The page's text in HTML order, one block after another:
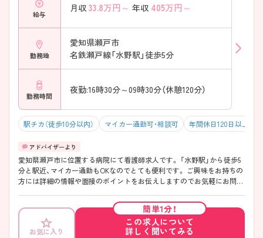
給与
月収 33.8万円～ 年収 405万円～
勤務地
愛知県瀬戸市
名鉄瀬戸線「水野駅」徒歩5分
勤務時間
夜勤:16時30分～09時30分（休憩120分）
駅チカ（徒歩10分以内） マイカー通勤可・相談可 年間休日120日以上
愛知県瀬戸市に位置する病院にて看護師求人です。 「水野駅」から徒歩5
分と駅近、マイカー通勤もOKなのでとても便利です。 ご興味をお持ちの
方には詳細の情報や面接のポイントをお伝えしますのでお気軽にお問い
お気に入り
簡単1分！
この求人について
詳しく聞いてみる